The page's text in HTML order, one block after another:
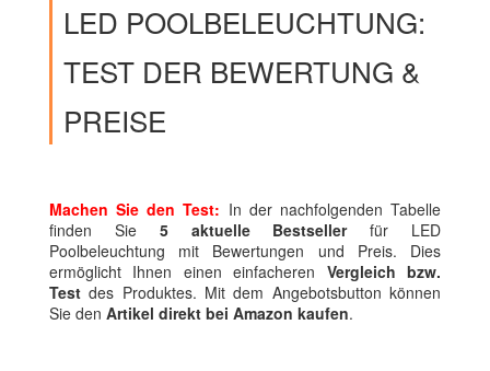
LED POOLBELEUCHTUNG:
TEST DER BEWERTUNG &
PREISE
Machen Sie den Test: In der nachfolgenden Tabelle
finden Sie5 aktuelle Bestsellerfür LED
Poolbeleuchtung mit Bewertungen und Preis. Dies
ermöglicht Ihnen einen einfacheren Vergleich bzw.
Test des Produktes. Mit dem Angebotsbutton können
Sie den Artikel direkt bei Amazon kaufen.